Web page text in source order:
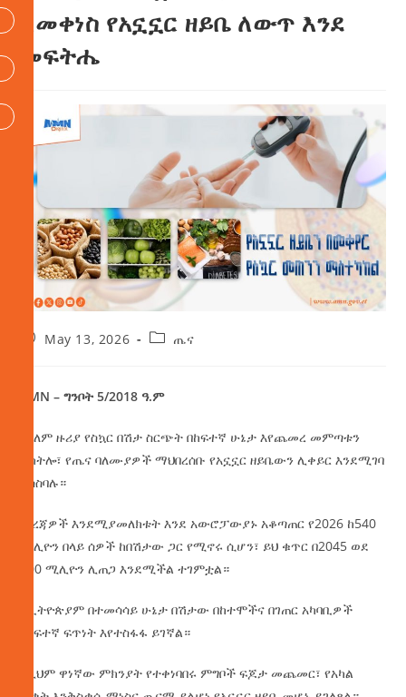
ለመቀነስ የአኗኗር ዘይቤ ለውጥ እንደ
መፍትሔ
May 13, 2026 ጤና
AMN – ግንቦት 5/2018 ዓ.ም
በዓለም ዙሪያ የስኳር በሽታ ስርጭት በከፍተኛ ሁኔታ እየጨመረ መምጣቱን
ተከትሎ፣ የጤና ባለሙያዎች ማህበረሰቡ የአኗኗር ዘይቤውን ሊቀይር እንደሚገባ
ያሳስባሉ።
መረጃዎች እንደሚያመለክቱት እንደ አውሮፓውያኑ አቆጣጠር የ2026 ከ540
ሚሊዮን በላይ ሰዎች ከበሽታው ጋር የሚኖሩ ሲሆን፣ ይህ ቁጥር በ2045 ወደ
700 ሚሊዮን ሊጠጋ እንደሚችል ተገምቷል።
በኢትዮጵያም በተመሳሳይ ሁኔታ በሽታው በከተሞችና በገጠር አካባቢዎች
በከፍተኛ ፍጥነት እየተስፋፋ ይገኛል።
ለዚህም ዋነኛው ምክንያት የተቀነባበሩ ምግቦች ፍጆታ መጨመር፣ የአካል